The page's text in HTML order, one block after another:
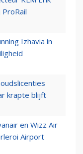
Izhavia in
krapte blijft
en Wizz Air
Airport